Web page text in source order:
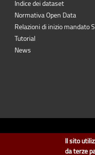
Indice dei dataset
Normativa Open Data
Relazioni di inizio mandato
Tutorial
News
Il sito
da terze